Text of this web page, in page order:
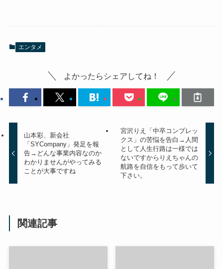
エンタメ
よかったらシェアしてね！
山本彩、新会社
「SYCompany」発足を報
告→どんな事業内容なのか
わかりませんがやってみる
ことが大事ですね
宮沢りえ「中卒コンプレッ
クス」の苦悩を告白→人間
として人生行路は一様では
ないですからりえちゃんの
航路を自信をもって歩いて
下さい。
関連記事